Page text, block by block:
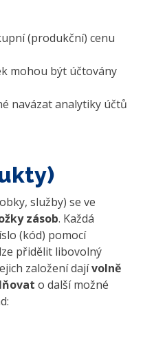
(produkční) cenu
mohou být účtovány
navázat analytiky účtů
služby) se ve
zásob. Každá
(kód) pomocí
přidělit libovolný
založení dajívolně
o další možné